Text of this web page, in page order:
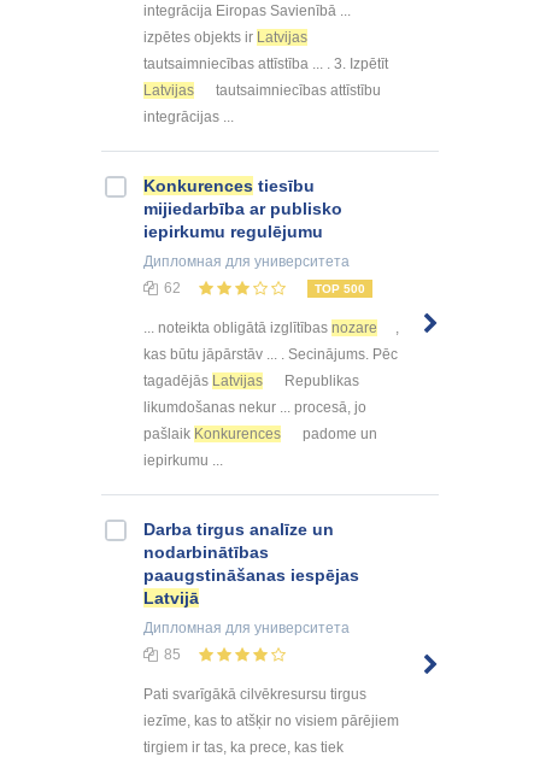
integrācija Eiropas Savienībā ...
izpētes objekts ir Latvijas
tautsaimniecības attīstība ... . 3. Izpētīt
Latvijas
tautsaimniecības attīstību
integrācijas ...
Konkurences tiesību
mijiedarbība ar publisko
iepirkumu regulējumu
Дипломная для университета
62
TOP 500
... noteikta obligātā izglītības nozare
kas būtu jāpārstāv ... . Secinājums. Pēc
tagadējās Latvijas
Republikas
likumdošanas nekur ... procesā, jo
pašlaik Konkurences
padome un
iepirkumu ...
Darba tirgus analīze un
nodarbinātības
paaugstināšanas iespējas
Latvijā
Дипломная для университета
85
Pati svarīgākā cilvēkresursu tirgus
iezīme, kas to atšķir no visiem pārējiem
tirgiem ir tas, ka prece, kas tiek